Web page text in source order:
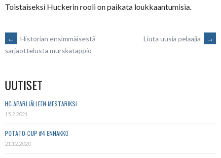
Toistaiseksi Huckerin rooli on paikata loukkaantumisia.
POST
←
Historian ensimmäisestä
sarjaottelusta murskatappio
Liuta uusia pelaajia →
UUTISET
HC APARI JÄLLEEN MESTARIKSI
15.2.2021
POTATO-CUP #4 ENNAKKO
21.12.2020